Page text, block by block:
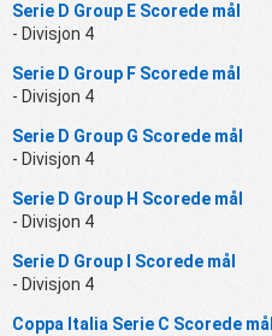
Serie D Group E Scorede mål
- Divisjon 4
Serie D Group F Scorede mål
- Divisjon 4
Serie D Group G Scorede mål
- Divisjon 4
Serie D Group H Scorede mål
- Divisjon 4
Serie D Group I Scorede mål
- Divisjon 4
Coppa Italia Serie C Scorede mål